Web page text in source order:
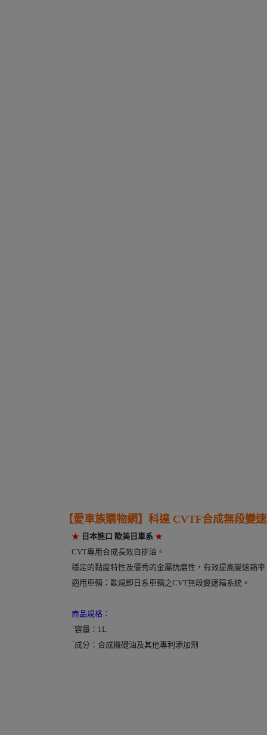
【愛車族購物網】 科達 CVTF合成無段變
★ 日本進口 歐美日車系 ★
CVT專用合成長效自排油。
穩定的黏度特性及優秀的金屬抗磨性，有效提高變速箱率
適用車輛：歐規即日系車輛之CVT無段變速箱系統。
商品規格：
˙容量：1L
˙成分：合成機礎油及其他專利添加劑